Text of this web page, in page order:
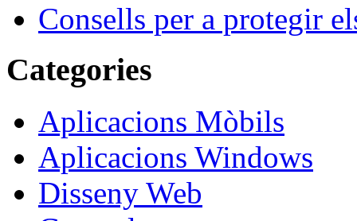
Consells per a protegir
Categories
Aplicacions Mòbils
Aplicacions Windows
Disseny Web